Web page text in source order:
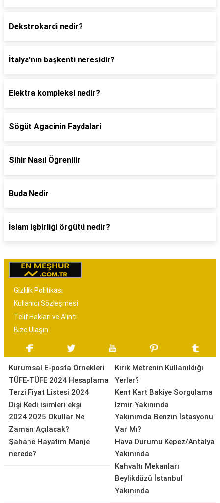
Dekstrokardi nedir?
İtalya'nın başkenti neresidir?
Elektra kompleksi nedir?
Sögüt Agacinin Faydalari
Sihir Nasıl Öğrenilir
Buda Nedir
İslam işbirliği örgütü nedir?
Gizlilik Politikası
Kullanıcı Sözleşmesi
Telif Hakları ve Alıntı
Bize Ulaşın
Kurumsal E-posta Örnekleri
TÜFE-TÜFE 2024 Hesaplama
Terzi Fiyat Listesi 2024
Dişi Kedi isimleri ekşi
2024 2025 Okullar Ne
Zaman Açılacak?
Şahane Hayatım Manje
nerede?
Kırık Metrenin Kullanıldığı
Yerler?
Kent Kart Bakiye Sorgulama
İzmir Yakınında
Yakınımda Benzin İstasyonu
Var Mı?
Hava Durumu Kepez/Antalya
Yakınında
Kahvaltı Mekanları
Beylikdüzü İstanbul
Yakınında